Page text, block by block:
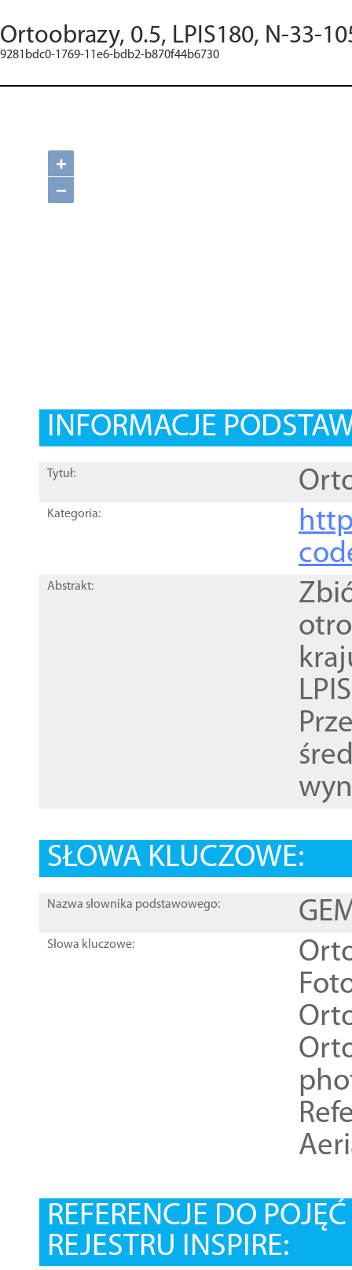
Ortoobrazy, 0.5, LPIS180, N-33-
9281bdc0-1769-11e6-bdb2-b870f44b6730
+
−
INFORMACJE
Tytuł:
Kategoria:
Abstrakt:
SŁOWA KLUCZOWE:
Nazwa słownika podstawowego:
Słowa kluczowe:
REFERENCJE DO
REJESTRU INSPIRE: